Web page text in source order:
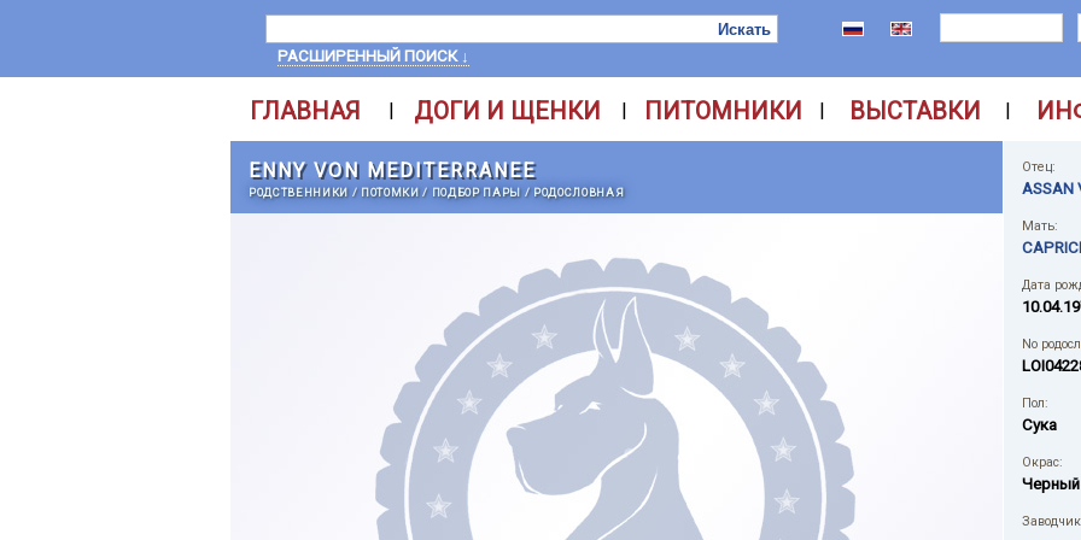
РАСШИРЕННЫЙ ПОИСК ↓
ГЛАВНАЯ | ДОГИ И ЩЕНКИ | ПИТОМНИКИ | ВЫСТАВКИ |
ENNY VON MEDITERRANEE
РОДСТВЕННИКИ / ПОТОМКИ/ ПОДБОР ПАРЫ / РОДОСЛОВНАЯ
Отец:
ASSAN
Мать:
Дата
No
Пол:
Сука
Окрас:
Черный